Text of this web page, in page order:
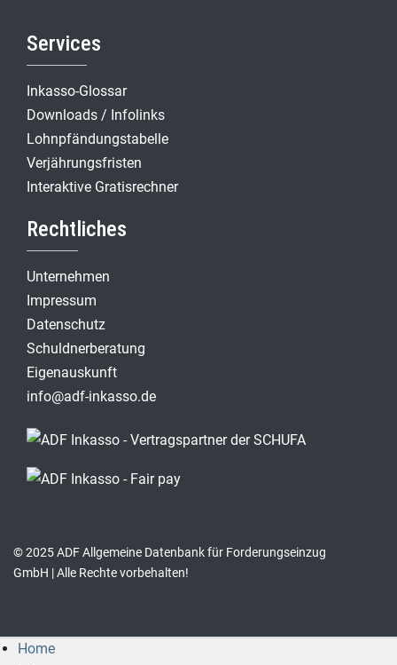
Services
Inkasso-Glossar
Downloads / Infolinks
Lohnpfändungstabelle
Verjährungsfristen
Interaktive Gratisrechner
Rechtliches
Unternehmen
Impressum
Datenschutz
Schuldnerberatung
Eigenauskunft
info@adf-inkasso.de
© 2025 ADF Allgemeine Datenbank für Forderungseinzug
GmbH | Alle Rechte vorbehalten!
Home